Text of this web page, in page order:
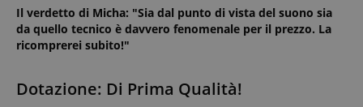
Il verdetto di Micha: "Sia dal punto di vista del suono sia
da quello tecnico è davvero fenomenale per il prezzo. La
ricomprerei subito!"
Dotazione: Di Prima Qualità!